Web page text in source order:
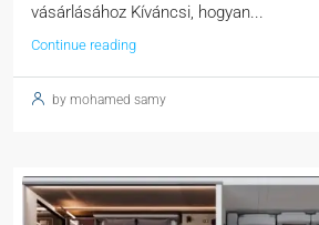
vásárlásához Kíváncsi, hogyan...
Continue reading
by mohamed samy